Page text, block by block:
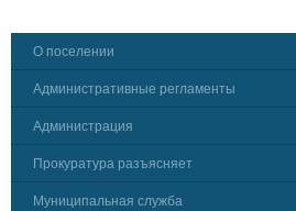
О поселении
Административные регламенты
Администрация
Прокуратура разъясняет
Муниципальная служба